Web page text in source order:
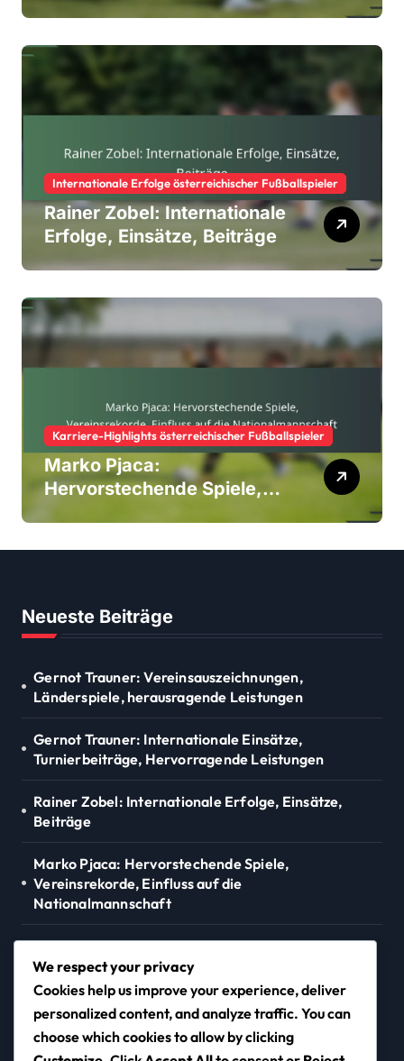
Turnierbeiträge,
Internationale Erfolge österreichischer Fußballspieler
Rainer Zobel: Internationale
Erfolge, Einsätze, Beiträge
Karriere-Highlights österreichischer Fußballspieler
Marko Pjaca:
Hervorstechende Spiele,
Neueste Beiträge
Gernot Trauner: Vereinsauszeichnungen,
Länderspiele, herausragende Leistungen
Gernot Trauner: Internationale Einsätze,
Turnierbeiträge, Hervorragende Leistungen
Rainer Zobel: Internationale Erfolge, Einsätze,
Beiträge
Marko Pjaca: Hervorstechende Spiele,
Vereinsrekorde, Einfluss auf die
Nationalmannschaft
Hans Krankl: Kindheit, Vereins-Erfolge,
Vermächtnis
We respect your privacy
Cookies help us improve your experience, deliver
personalized content, and analyze traffic. You can
choose which cookies to allow by clicking